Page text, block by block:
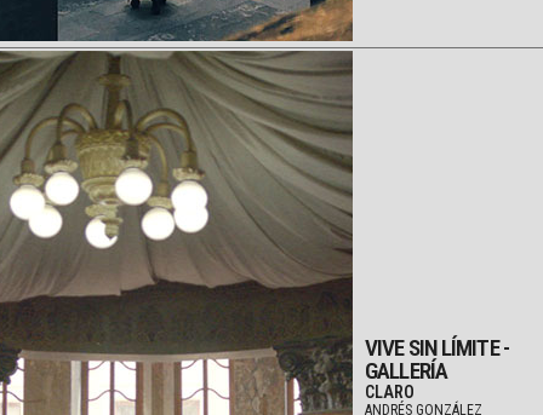
VIVE SIN LÍMITE -
GALLERÍA
CLARO
ANDRÉS GONZÁLEZ